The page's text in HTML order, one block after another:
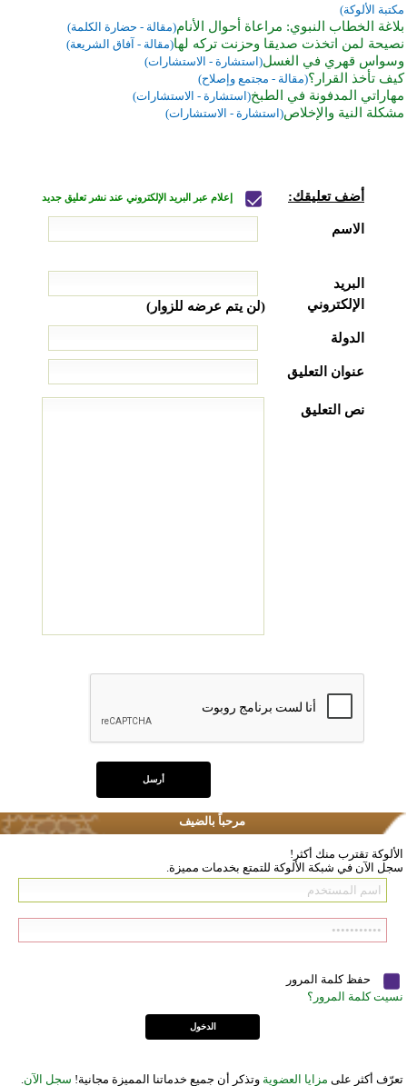
مكتبة الألوكة)
بلاغة الخطاب النبوي: مراعاة أحوال الأنام(مقالة - حضارة الكلمة)
نصيحة لمن اتخذت صديقا وحزنت تركه لها(مقالة - آفاق الشريعة)
وسواس قهري في الغسل(استشارة - الاستشارات)
كيف تأخذ القرار؟(مقالة - مجتمع وإصلاح)
مهاراتي المدفونة في الطبخ(استشارة - الاستشارات)
مشكلة النية والإخلاص(استشارة - الاستشارات)
أضف تعليقك: إعلام عبر البريد الإلكتروني عند نشر تعليق جديد
الاسم
البريد
الإلكتروني
(لن يتم عرضه للزوار)
الدولة
عنوان التعليق
نص التعليق
مرحباً بالضيف
الألوكة تقترب منك أكثر!
سجل الآن في شبكة الألوكة للتمتع بخدمات مميزة.
حفظ كلمة المرور
نسيت كلمة المرور؟
تعرّف أكثر على مزايا العضوية وتذكر أن جميع خدماتنا المميزة مجانية! سجل الآن